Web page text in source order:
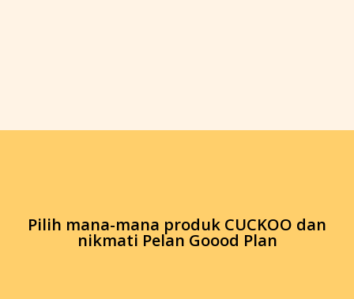
Pilih mana-mana produk CUCKOO dan
nikmati Pelan Goood Plan